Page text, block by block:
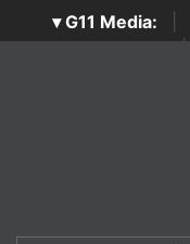
▾ G11 Media:
SecurityOpenLab